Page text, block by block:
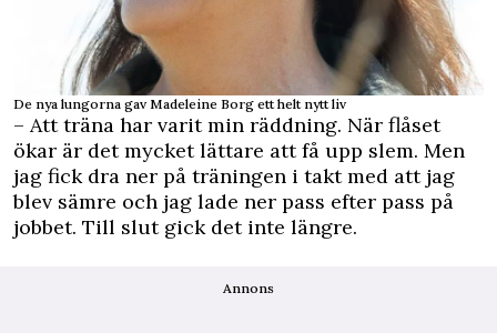
De nya lungorna gav Madeleine Borg ett helt nytt liv
– Att träna har varit min räddning. När flåset
ökar är det mycket lättare att få upp slem. Men
jag fick dra ner på träningen i takt med att jag
blev sämre och jag lade ner pass efter pass på
jobbet. Till slut gick det inte längre.
Annons